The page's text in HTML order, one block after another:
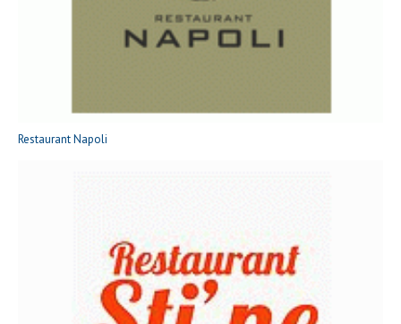
Restaurant Napoli